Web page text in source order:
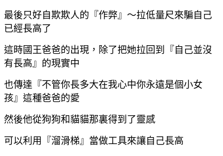
最後只好自欺欺人的『作弊』～拉低量尺來騙自己
已經長高了
這時國王爸爸的出現，除了把她拉回到『自己並沒
有長高』的現實中
也傳達『不管你長多大在我心中你永遠是個小女
孩』這種爸爸的愛
然後他從狗狗和貓貓那裏得到了靈感
可以利用『溜滑梯』當做工具來讓自己長高